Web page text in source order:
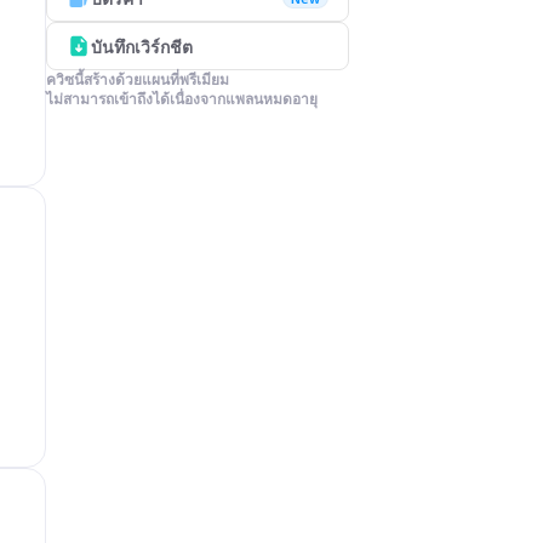
บันทึกเวิร์กชีต
ควิซนี้สร้างด้วยแผนที่พรีเมียม
ไม่สามารถเข้าถึงได้เนื่องจากแพลนหมดอายุ